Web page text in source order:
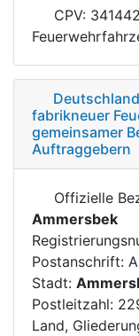
CPV:
fabrikneuer
gemeinsamer
Auftraggebern
Offizielle
Ammersbek
Postanschrift:
Stadt:
Postleitzahl:
Land,